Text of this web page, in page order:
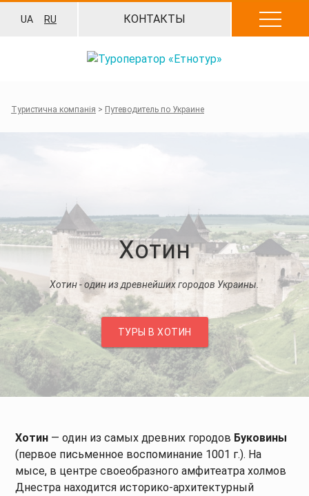
UA RU КОНТАКТЫ
Туристична компанія > Путеводитель по Украине
Хотин
Хотин - один из древнейших городов Украины.
ТУРЫ В ХОТИН
Хотин — один из самых древних городов Буковины
(первое письменное воспоминание 1001 г.). На
мысе, в центре своеобразного амфитеатра холмов
Днестра находится историко-архитектурный